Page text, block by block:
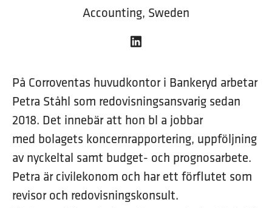
Accounting, Sweden
På Corroventas huvudkontor i Bankeryd arbetar
Petra Ståhl som redovisningsansvarig sedan
2018. Det innebär att hon bl a jobbar
med bolagets koncernrapportering, uppföljning
av nyckeltal samt budget- och prognosarbete.
Petra är civilekonom och har ett förflutet som
revisor och redovisningskonsult.